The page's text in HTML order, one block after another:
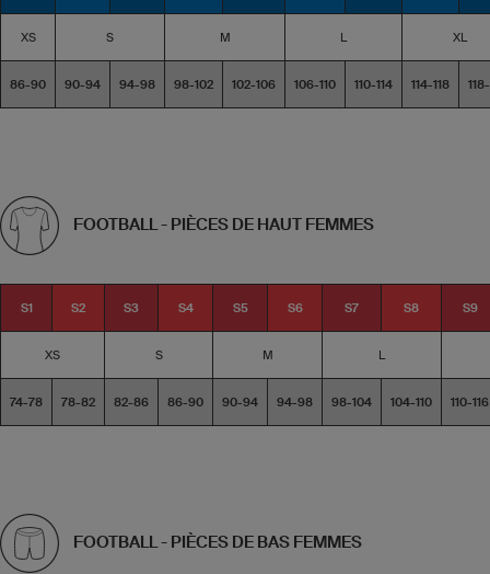
XS S M L XL
86-90 90-94 94-98 98-102 102-106 106-110 110-114 114-118
FOOTBALL - PIÈCES DE HAUT FEMMES
S1 S2 S3 S4 S5 S6 S7 S8 S9
XS S M L
74-78 78-82 82-86 86-90 90-94 94-98 98-104 104-110 110-116
FOOTBALL - PIÈCES DE BAS FEMMES